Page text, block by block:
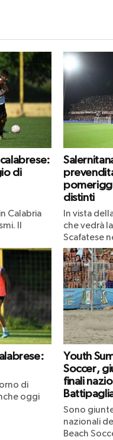
di
Calabria
Il
distinti
In vista
che vedrà
Scafatese
di
oggi
Youth
Soccer,
finali
Sono
nazionali
Beach